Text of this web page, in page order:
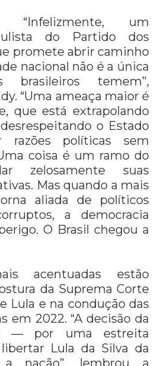
“Infelizmente, um
do Partido dos
promete abrir caminho
nacional não é a única
temem”,
“Uma ameaça maior é
que está extrapolando
o Estado
políticas sem
coisa é um ramo do
zelosamente suas
Mas quando a mais
aliada de políticos
a democracia
O Brasil chegou a
acentuadas estão
da Suprema Corte
Lula e na condução das
em 2022. “A decisão da
— por uma estreita
Lula da Silva da
a nação”, lembrou a